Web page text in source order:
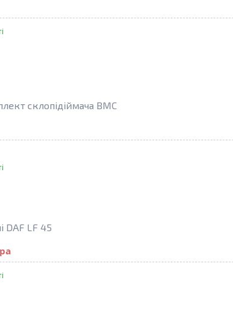
склопідіймача BMC
DAF LF 45